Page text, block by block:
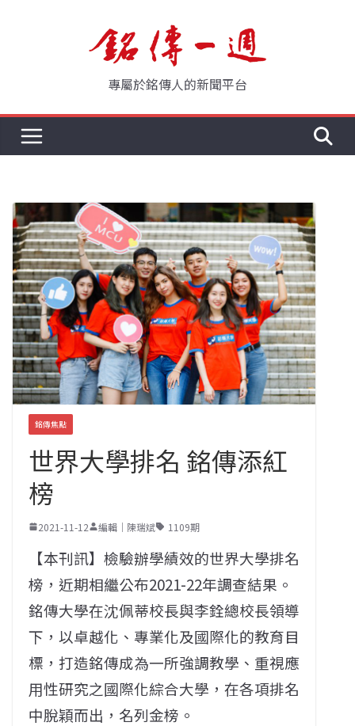
專屬於銘傳人的新聞平台
銘傳焦點
世界大學排名 銘傳添紅
榜
2021-11-12 編輯｜陳瑞斌 1109期
【本刊訊】檢驗辦學績效的世界大學排名
榜，近期相繼公布2021-22年調查結果。
銘傳大學在沈佩蒂校長與李銓總校長領導
下，以卓越化、專業化及國際化的教育目
標，打造銘傳成為一所強調教學、重視應
用性研究之國際化綜合大學，在各項排名
中脫穎而出，名列金榜。